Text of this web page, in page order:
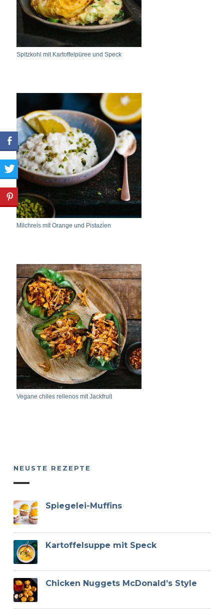
Spitzkohl mit Kartoffelpüree und Speck
Milchreis mit Orange und Pistazien
Vegane chiles rellenos mit Jackfruit
NEUSTE REZEPTE
Spiegelei-Muffins
Kartoffelsuppe mit Speck
Chicken Nuggets McDonald’s Style